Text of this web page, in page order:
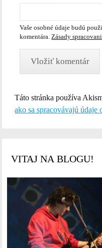
Vaše osobné údaje budú
komentára. Zásady
Táto stránka používa
ako sa spracovávajú údaje
VITAJ NA BLOGU!